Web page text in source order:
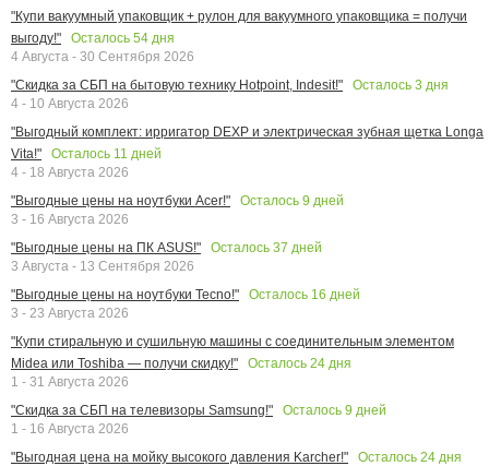
"Купи вакуумный упаковщик + рулон для вакуумного упаковщика = получи
выгоду!"
Осталось 54 дня
4 Августа - 30 Сентября 2026
"Скидка за СБП на бытовую технику Hotpoint, Indesit!"
Осталось 3 дня
4 - 10 Августа 2026
"Выгодный комплект: ирригатор DEXP и электрическая зубная щетка Longa
Vita!"
Осталось 11 дней
4 - 18 Августа 2026
"Выгодные цены на ноутбуки Acer!"
Осталось 9 дней
3 - 16 Августа 2026
"Выгодные цены на ПК ASUS!"
Осталось 37 дней
3 Августа - 13 Сентября 2026
"Выгодные цены на ноутбуки Tecno!"
Осталось 16 дней
3 - 23 Августа 2026
"Купи стиральную и сушильную машины с соединительным элементом
Midea или Toshiba — получи скидку!"
Осталось 24 дня
1 - 31 Августа 2026
"Скидка за СБП на телевизоры Samsung!"
Осталось 9 дней
1 - 16 Августа 2026
"Выгодная цена на мойку высокого давления Karcher!"
Осталось 24 дня